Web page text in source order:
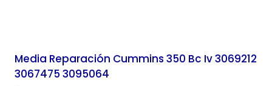
Media Reparación Cummins 350 Bc Iv 3069212
3067475 3095064